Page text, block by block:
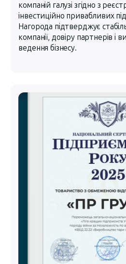
компаній галузі згідно з
інвестиційно привабливих
Нагорода підтверджує
компанії, довіру партнерів і
ведення бізнесу.